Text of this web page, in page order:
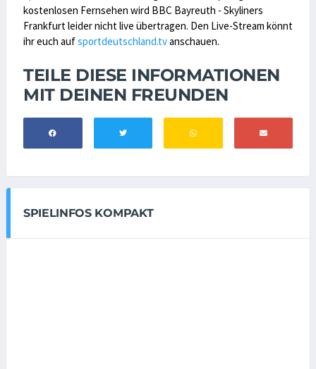
kostenlosen Fernsehen wird BBC Bayreuth - Skyliners
Frankfurt leider nicht live übertragen. Den Live-Stream könnt
ihr euch aufsportdeutschland.tvanschauen.
TEILE DIESE INFORMATIONEN
MIT DEINEN FREUNDEN
SPIELINFOS KOMPAKT